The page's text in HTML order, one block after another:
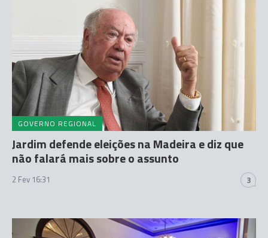
GOVERNO REGIONAL
Jardim defende eleições na Madeira e diz que
não falará mais sobre o assunto
2 Fev 16:31 3